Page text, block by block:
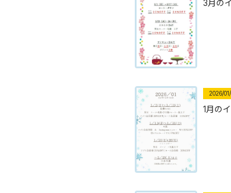
3月の
2026/01/
1月の